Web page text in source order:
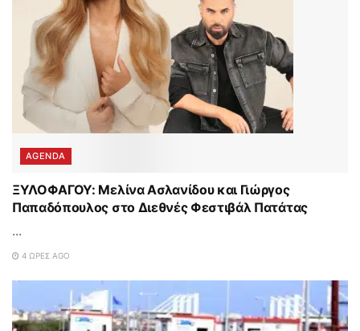
AGENDA
ΞΥΛΟΦΑΓΟΥ: Μελίνα Ασλανίδου και Γιώργος
Παπαδόπουλος στο Διεθνές Φεστιβάλ Πατάτας
...
4 ΏΡΕΣ AGO